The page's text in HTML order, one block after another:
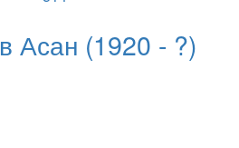
Асан (1920 - ?)